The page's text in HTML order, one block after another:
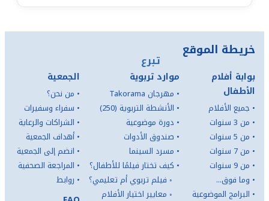
تبرع
خريطة الموقع
بوابة أفلام
الأطفال
• جميع الأفلام
• من 3 سنوات
• من 5 سنوات
• من 7 سنوات
• من 9 سنوات
• وما فوق...
• البرامج الموضوعية
موارد تربوية
• مهرجان Takorama
• الأنشطة التربوية (250)
• دورة موضوعية
• صندوق الأدوات
• مسرد السينما
• كيف تختار فيلمًا للأطفال؟
◦ فيلم تربوي أم تعليمي؟
◦ معايير اختيار الأفلام
الجمعية
• من نحن؟
• سفراء وسفيرات
• الشراكات والرعاية
•أهداف الجمعية
• انضم إلى الجمعية
• المراجعة الصحفية
• روابط